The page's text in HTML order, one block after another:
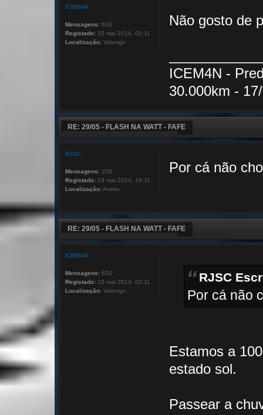
Não gosto de
ICEM4N -
30.000km -
ICEMAN
Mensagens: 633
Registado: 10 mai 2014, 02:11
Localização: Valongo
RE: 29/05 - FLASH NA WATT - FAFE
Por cá não
RJSC
Mensagens: 228
Registado: 19 mai 2014, 18:11
Localização:Aveiro
RE: 29/05 - FLASH NA WATT - FAFE
RJSC
Por cá não
Estamos a
estado sol.
Passear a
ICEMAN
Mensagens: 633
Registado: 10 mai 2014, 02:11
Localização: Valongo